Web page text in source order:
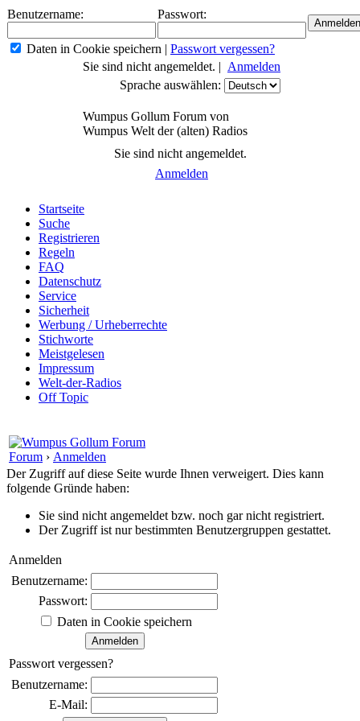
Benutzername: Passwort:
Daten in Cookie speichern | Passwort vergessen?
Sie sind nicht angemeldet. | Anmelden
Sprache auswählen:
Wumpus Gollum Forum von
Wumpus Welt der (alten) Radios
Sie sind nicht angemeldet.
Anmelden
Startseite
Suche
Registrieren
Regeln
FAQ
Datenschutz
Service
Sicherheit
Werbung / Urheberrechte
Stichworte
Meistgelesen
Impressum
Welt-der-Radios
Off Topic
Forum › Anmelden
Der Zugriff auf diese Seite wurde Ihnen verweigert. Dies kann
folgende Gründe haben:
Sie sind nicht angemeldet bzw. noch gar nicht registriert.
Der Zugriff ist nur bestimmten Benutzergruppen gestattet.
Anmelden
Benutzername:
Passwort:
Daten in Cookie speichern
Passwort vergessen?
Benutzername:
E-Mail: